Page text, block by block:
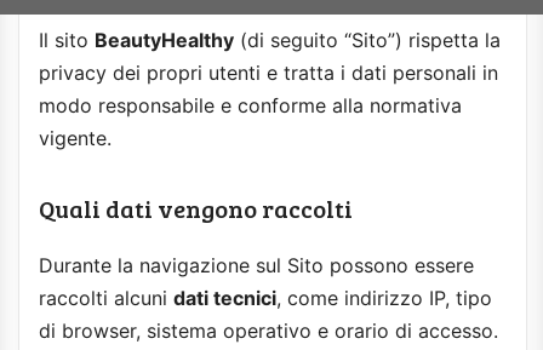
Il sito BeautyHealthy (di seguito “Sito”) rispetta la
privacy dei propri utenti e tratta i dati personali in
modo responsabile e conforme alla normativa
vigente.
Quali dati vengono raccolti
Durante la navigazione sul Sito possono essere
raccolti alcuni dati tecnici, come indirizzo IP, tipo
di browser, sistema operativo e orario di accesso.